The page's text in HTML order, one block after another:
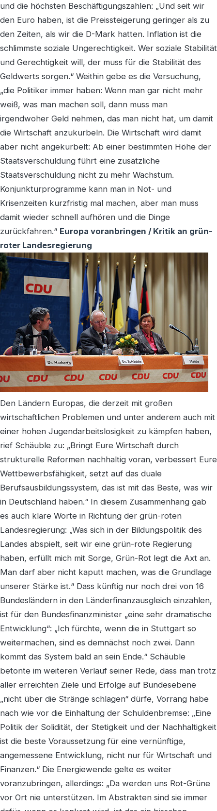
und die höchsten Beschäftigungszahlen: „Und seit wir
den Euro haben, ist die Preissteigerung geringer als zu
den Zeiten, als wir die D-Mark hatten. Inflation ist die
schlimmste soziale Ungerechtigkeit. Wer soziale Stabilität
und Gerechtigkeit will, der muss für die Stabilität des
Geldwerts sorgen.“ Weithin gebe es die Versuchung,
„die Politiker immer haben: Wenn man gar nicht mehr
weiß, was man machen soll, dann muss man
irgendwoher Geld nehmen, das man nicht hat, um damit
die Wirtschaft anzukurbeln. Die Wirtschaft wird damit
aber nicht angekurbelt: Ab einer bestimmten Höhe der
Staatsverschuldung führt eine zusätzliche
Staatsverschuldung nicht zu mehr Wachstum.
Konjunkturprogramme kann man in Not- und
Krisenzeiten kurzfristig mal machen, aber man muss
damit wieder schnell aufhören und die Dinge
zurückfahren.“ Europa voranbringen / Kritik an grün-
roter Landesregierung
Den Ländern Europas, die derzeit mit großen
wirtschaftlichen Problemen und unter anderem auch mit
einer hohen Jugendarbeitslosigkeit zu kämpfen haben,
rief Schäuble zu: „Bringt Eure Wirtschaft durch
strukturelle Reformen nachhaltig voran, verbessert Eure
Wettbewerbsfähigkeit, setzt auf das duale
Berufsausbildungssystem, das ist mit das Beste, was wir
in Deutschland haben.“ In diesem Zusammenhang gab
es auch klare Worte in Richtung der grün-roten
Landesregierung: „Was sich in der Bildungspolitik des
Landes abspielt, seit wir eine grün-rote Regierung
haben, erfüllt mich mit Sorge, Grün-Rot legt die Axt an.
Man darf aber nicht kaputt machen, was die Grundlage
unserer Stärke ist.“ Dass künftig nur noch drei von 16
Bundesländern in den Länderfinanzausgleich einzahlen,
ist für den Bundesfinanzminister „eine sehr dramatische
Entwicklung“: „Ich fürchte, wenn die in Stuttgart so
weitermachen, sind es demnächst noch zwei. Dann
kommt das System bald an sein Ende.“ Schäuble
betonte im weiteren Verlauf seiner Rede, dass man trotz
aller erreichten Ziele und Erfolge auf Bundesebene
„nicht über die Stränge schlagen“ dürfe, Vorrang habe
nach wie vor die Einhaltung der Schuldenbremse: „Eine
Politik der Solidität, der Stetigkeit und der Nachhaltigkeit
ist die beste Voraussetzung für eine vernünftige,
angemessene Entwicklung, nicht nur für Wirtschaft und
Finanzen.“ Die Energiewende gelte es weiter
voranzubringen, allerdings: „Da werden uns Rot-Grüne
vor Ort nie unterstützen. Im Abstrakten sind sie immer